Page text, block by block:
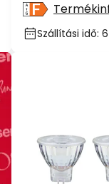
Szállítási idő: